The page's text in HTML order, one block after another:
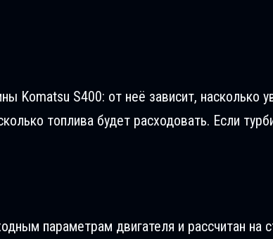
Komatsu S400: от неё зависит, насколько
топлива будет расходовать. Если
параметрам двигателя и рассчитан на